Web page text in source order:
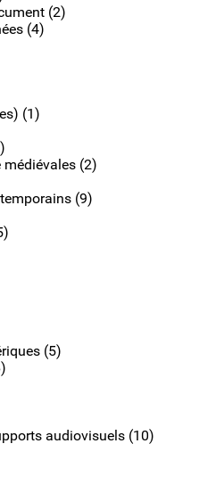
(2)
(4)
(1)
(2)
(9)
(5)
audiovisuels (10)